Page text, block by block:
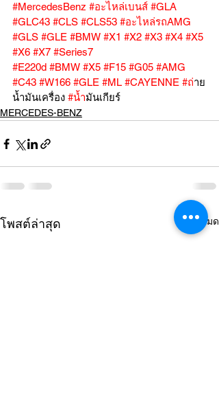
#MercedesBenz #อะไหล่เบนส์ #GLA
#GLC43 #CLS #CLS53 #อะไหล่รถAMG
#GLS #GLE #BMW #X1 #X2 #X3 #X4 #X5
#X6 #X7 #Series7
#E220d #BMW #X5 #F15 #G05 #AMG
#C43 #W166 #GLE #ML #CAYENNE #ถ่าย
น้ำมันเครื่อง #น้ำมันเกียร์
MERCEDES-BENZ
โพสต์ล่าสุด ดูทั้งหมด